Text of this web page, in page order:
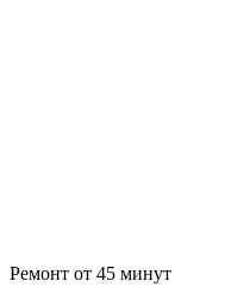
Ремонт от 45 минут